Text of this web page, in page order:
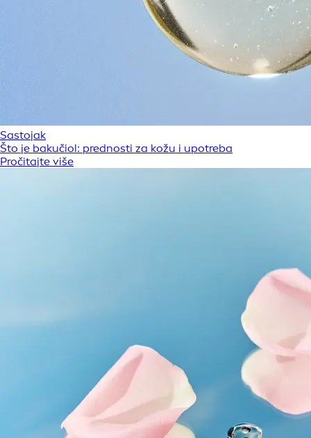
Sastojak
Što je bakučiol: prednosti za kožu i upotreba
Pročitajte više